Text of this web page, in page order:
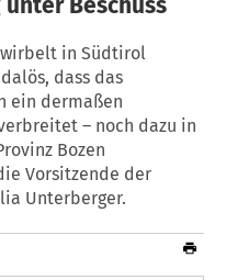
wirbelt in Südtirol
dass das
ein dermaßen
– noch dazu in
Bozen
Vorsitzende der
Unterberger.